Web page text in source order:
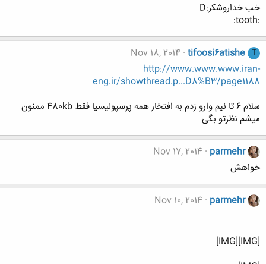
خب خداروشکر:D
:tooth:
T
tifoosi6atishe
Nov 18, 2014
http://www.www.www.iran-
eng.ir/showthread.p...D8%B3/page1188
سلام 6 تا نیم وارو زدم به افتخار همه پرسپولیسیا فقط 480kb ممنون
میشم نظرتو بگی
parmehr
Nov 17, 2014
خواهش
parmehr
Nov 10, 2014
[IMG][IMG]